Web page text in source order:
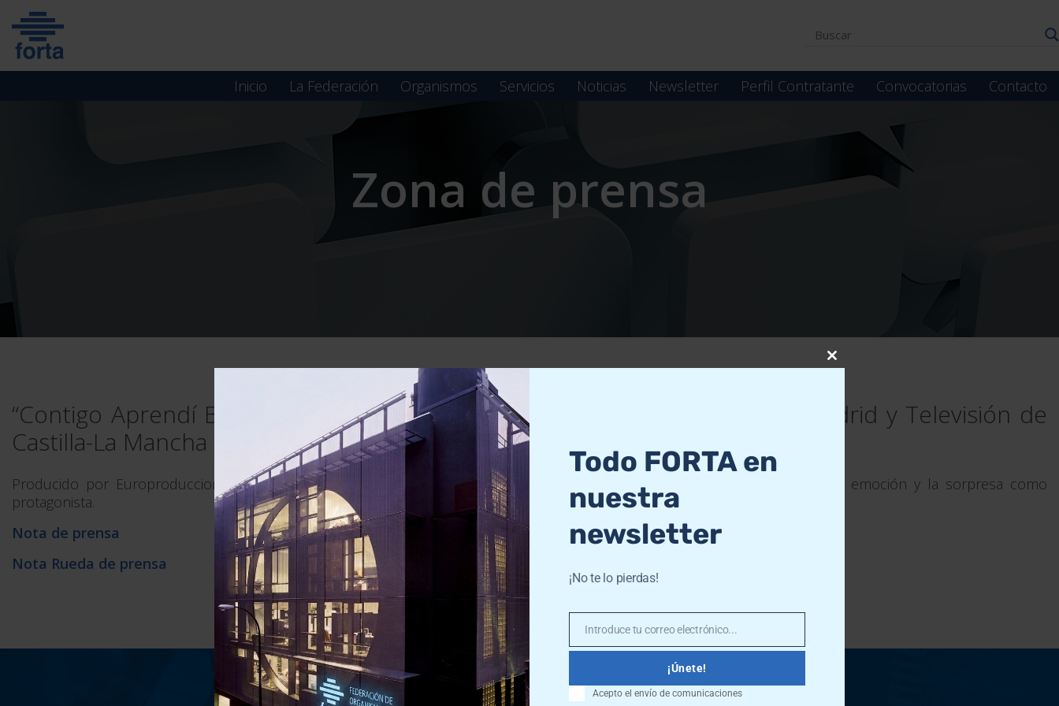
content
Inicio La Federación Organismos Servicios Noticias Newsletter Perfil Contratante Convocatorias Contacto
Zona de prensa
“Contigo Aprendí Boleros”, nuevo talent show musical de Canal Sur, Telemadrid y Televisión de
Castilla-La Mancha
Producido por Europroducciones, “Contigo Aprendí Boleros” ofrecerá cada sábado un gran espectáculo, con la música, la emoción y la sorpresa como
protagonista.
Nota de prensa
Nota Rueda de prensa
Close
Todo FORTA en
nuestra
newsletter
¡No te lo pierdas!
Email
Introduce tu correo electrónico...
¡Únete!
Acepto el envío de comunicaciones